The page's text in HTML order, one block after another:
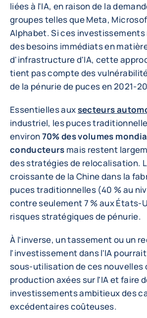
liées à l'IA, en raison de la
groupes telles que Meta,
Alphabet. Si ces
des besoins immédiats en
d'infrastructure d'IA, cette
tient pas compte des
de la pénurie de puces en 2021-
Essentielles auxsecteurs
industriel, les puces
environ70% des volumes
conducteurs mais restent
des stratégies de relocalisation.
croissante de la Chine dans la
puces traditionnelles (40 % au
contre seulement 7 % aux États-
risques stratégiques de pénurie.
À l’inverse, un tassement ou un
l'investissement dans l'IA
sous-utilisation de ces nouvelles
production axées sur l'IA et faire
investissements ambitieux des
excédentaires coûteuses.